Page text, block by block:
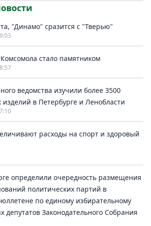
"Динамо" сразится с "Тверью"
стало памятником
ведомства изучили более 3500
в Петербурге и Ленобласти
расходы на спорт и здоровый
определили очередность размещения
политических партий в
по единому избирательному
депутатов Законодательного Собрания